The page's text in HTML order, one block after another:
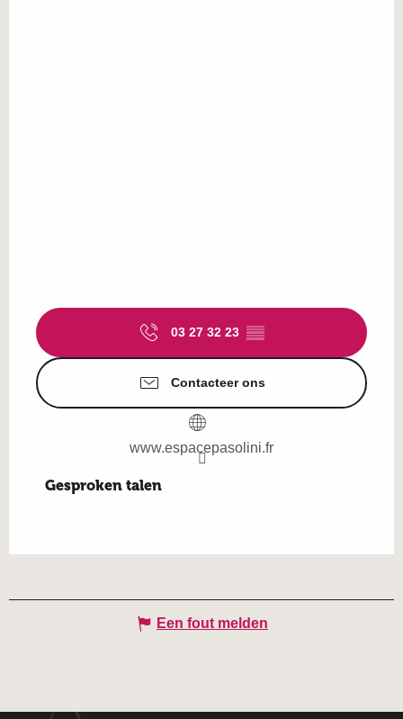
03 27 32 23 ▒▒
Contacteer ons
www.espacepasolini.fr
Gesproken talen
Gesproken talen
Een fout melden